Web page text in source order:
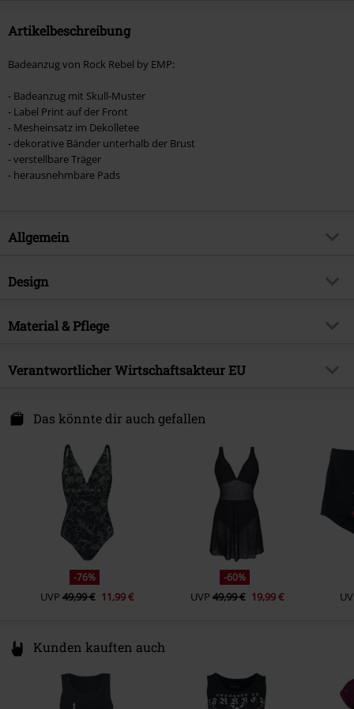
Artikelbeschreibung
Badeanzug von Rock Rebel by EMP:
- Badeanzug mit Skull-Muster
- Label Print auf der Front
- Mesheinsatz im Dekolletee
- dekorative Bänder unterhalb der Brust
- verstellbare Träger
- herausnehmbare Pads
Allgemein
Artikelnummer:
Brand
Produktthema
Rockwear
Geschlecht
Frauen
Design
Produkt-Typ
Farbe
oliv
Material & Pflege
Obermaterial
80% Polyamid, 20% Elasthan
Verantwortlicher Wirtschaftsakteur EU
Darmer Esch 70a
Das könnte dir auch gefallen
-76%
UVP 49,99 € 11,99 €
-60%
UVP 49,99 € 19,99 €
Kunden kauften auch